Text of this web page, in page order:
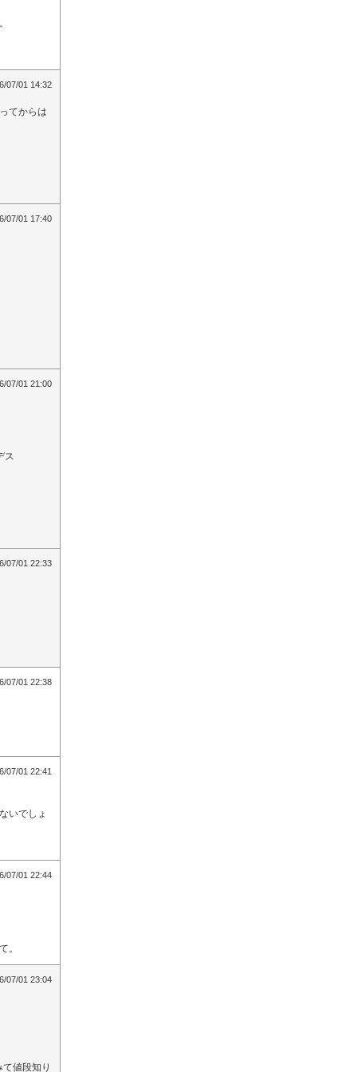
07/01 14:32
てからは
07/01 17:40
07/01 21:00
ス
07/01 22:33
07/01 22:38
07/01 22:41
いでしょ
07/01 22:44
。
07/01 23:04
値段知り